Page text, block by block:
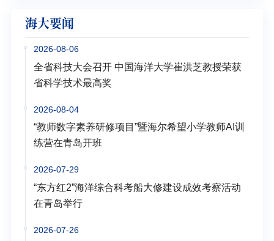
海大要闻
2026-08-06
全省科技大会召开 中国海洋大学崔洪芝教授荣获
省科学技术最高奖
2026-08-04
“教师数字素养研修项目”暨海尔希望小学教师AI训
练营在青岛开班
2026-07-29
“东方红2”海洋综合科考船大修建设成效考察活动
在青岛举行
2026-07-26